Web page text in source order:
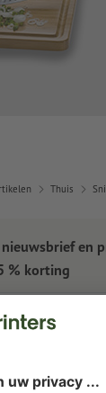
Thuis
en
% korting